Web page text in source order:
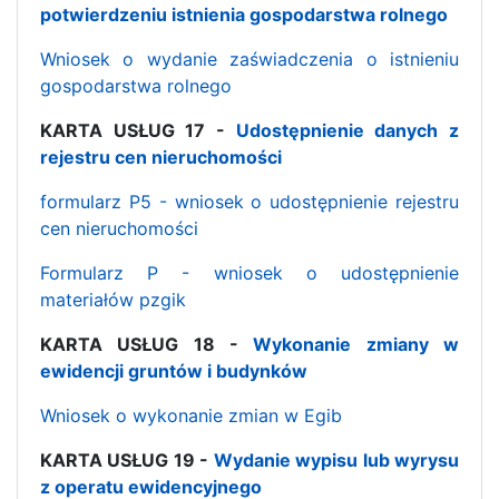
potwierdzeniu istnienia gospodarstwa rolnego
Wniosek o wydanie zaświadczenia o istnieniu
gospodarstwa rolnego
KARTA USŁUG 17 - Udostępnienie danych z
rejestru cen nieruchomości
formularz P5 - wniosek o udostępnienie rejestru
cen nieruchomości
Formularz P - wniosek o udostępnienie
materiałów pzgik
KARTA USŁUG 18 -Wykonanie zmiany w
ewidencji gruntów i budynków
Wniosek o wykonanie zmian w Egib
KARTA USŁUG 19 - Wydanie wypisu lub wyrysu
z operatu ewidencyjnego